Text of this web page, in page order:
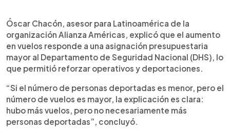
Óscar Chacón, asesor para Latinoamérica de la
organización Alianza Américas, explicó que el aumento
en vuelos responde a una asignación presupuestaria
mayor al Departamento de Seguridad Nacional (DHS), lo
que permitió reforzar operativos y deportaciones.
“Si el número de personas deportadas es menor, pero el
número de vuelos es mayor, la explicación es clara:
hubo más vuelos, pero no necesariamente más
personas deportadas”, concluyó.